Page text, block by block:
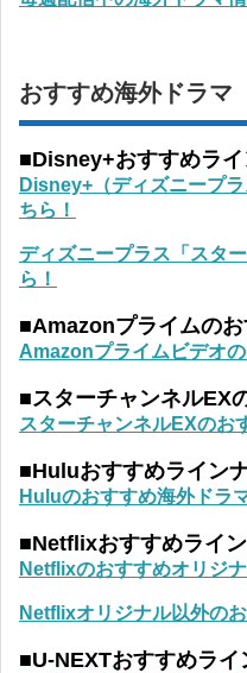
おすすめ海外ドラマ
■Disney+おすすめラ
Disney+（ディズニープ
ちら！
ディズニープラス「スタ
ら！
■Amazonプライムの
Amazonプライムビデオ
■スターチャンネルEX
スターチャンネルEXのお
■Huluおすすめライン
Huluのおすすめ海外ドラ
■Netflixおすすめライ
Netflixのおすすめオリジ
Netflixオリジナル以外の
■U-NEXTおすすめライ